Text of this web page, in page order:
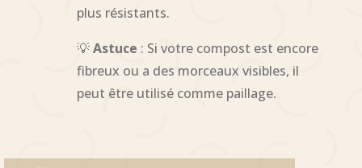
plus résistants.
💡Astuce : Si votre compost est encore
fibreux ou a des morceaux visibles, il
peut être utilisé comme paillage.